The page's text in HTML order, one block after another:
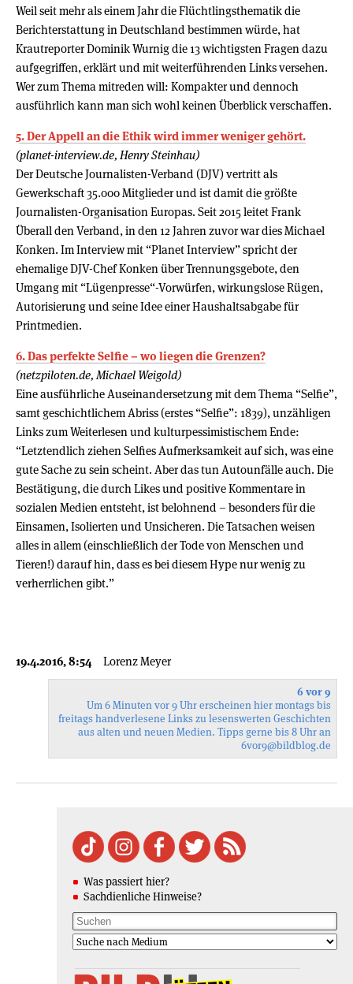
Weil seit mehr als einem Jahr die Flüchtlingsthematik die
Berichterstattung in Deutschland bestimmen würde, hat
Krautreporter Dominik Wurnig die 13 wichtigsten Fragen dazu
aufgegriffen, erklärt und mit weiterführenden Links versehen.
Wer zum Thema mitreden will: Kompakter und dennoch
ausführlich kann man sich wohl keinen Überblick verschaffen.
5. Der Appell an die Ethik wird immer weniger gehört.
(planet-interview.de, Henry Steinhau)
Der Deutsche Journalisten-Verband (DJV) vertritt als
Gewerkschaft 35.000 Mitglieder und ist damit die größte
Journalisten-Organisation Europas. Seit 2015 leitet Frank
Überall den Verband, in den 12 Jahren zuvor war dies Michael
Konken. Im Interview mit “Planet Interview” spricht der
ehemalige DJV-Chef Konken über Trennungsgebote, den
Umgang mit “Lügenpresse“-Vorwürfen, wirkungslose Rügen,
Autorisierung und seine Idee einer Haushaltsabgabe für
Printmedien.
6. Das perfekte Selfie – wo liegen die Grenzen?
(netzpiloten.de, Michael Weigold)
Eine ausführliche Auseinandersetzung mit dem Thema “Selfie”,
samt geschichtlichem Abriss (erstes “Selfie”: 1839), unzähligen
Links zum Weiterlesen und kulturpessimistischem Ende:
“Letztendlich ziehen Selfies Aufmerksamkeit auf sich, was eine
gute Sache zu sein scheint. Aber das tun Autounfälle auch. Die
Bestätigung, die durch Likes und positive Kommentare in
sozialen Medien entsteht, ist belohnend – besonders für die
Einsamen, Isolierten und Unsicheren. Die Tatsachen weisen
alles in allem (einschließlich der Tode von Menschen und
Tieren!) darauf hin, dass es bei diesem Hype nur wenig zu
verherrlichen gibt.”
19.4.2016, 8:54 Lorenz Meyer
6 vor 9
Um 6 Minuten vor 9 Uhr erscheinen hier montags bis
freitags handverlesene Links zu lesenswerten Geschichten
aus alten und neuen Medien. Tipps gerne bis 8 Uhr an
6vor9@bildblog.de
Was passiert hier?
Sachdienliche Hinweise?